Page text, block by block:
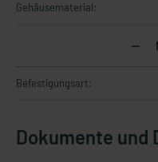
Gehäusematerial:
Befestigungsart:
Dokumente und